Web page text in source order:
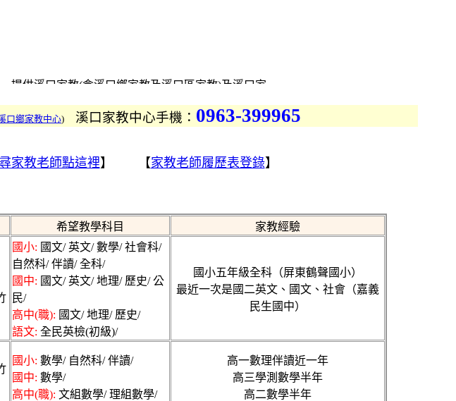
提供溪口家教(含溪口鄉家教及溪口區家教)及溪口家
家教、高中家教
教的專業優質家教中心
教中心、溪口區家教中心，一起提供更優質的服務
找溪口、找溪口鄉、找溪口區家教CASE的老師也歡
迎來登錄
溪口家教網為溪口地區優秀家教仲介網站,溪口找家
教請撥打專線,溪口家教網提供溪口各地家教兼職資
訊,優秀家庭教師上門家教,一對一溪口家教及各類家
教仲介服務
口鄉家教中心) 溪口家教中心手機： 0963-399965
家教老師點這裡】 【家教老師履歷表登錄】
希望教學科目 家教經驗
國小: 國文/ 英文/ 數學/ 社會科/
自然科/ 伴讀/ 全科/
國中: 國文/ 英文/ 地理/ 歷史/ 公
民/
高中(職): 國文/ 地理/ 歷史/
語文: 全民英檢(初級)/
國小五年級全科（屏東鶴聲國小）
最近一次是國二英文、國文、社會（嘉義
民生國中）
國小: 數學/ 自然科/ 伴讀/
國中: 數學/
高中(職): 文組數學/ 理組數學/
高一數理伴讀近一年
高三學測數學半年
高二數學半年